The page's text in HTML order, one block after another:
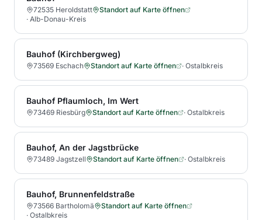
72535 Heroldstatt
Standort auf Karte öffnen
· Alb-Donau-Kreis
Bauhof (Kirchbergweg)
73569 Eschach Standort auf Karte öffnen · Ostalbkreis
Bauhof Pflaumloch, Im Wert
73469 Riesbürg Standort auf Karte öffnen · Ostalbkreis
Bauhof, An der Jagstbrücke
73489 Jagstzell Standort auf Karte öffnen · Ostalbkreis
Bauhof, Brunnenfeldstraße
73566 Bartholomä
Standort auf Karte öffnen
· Ostalbkreis